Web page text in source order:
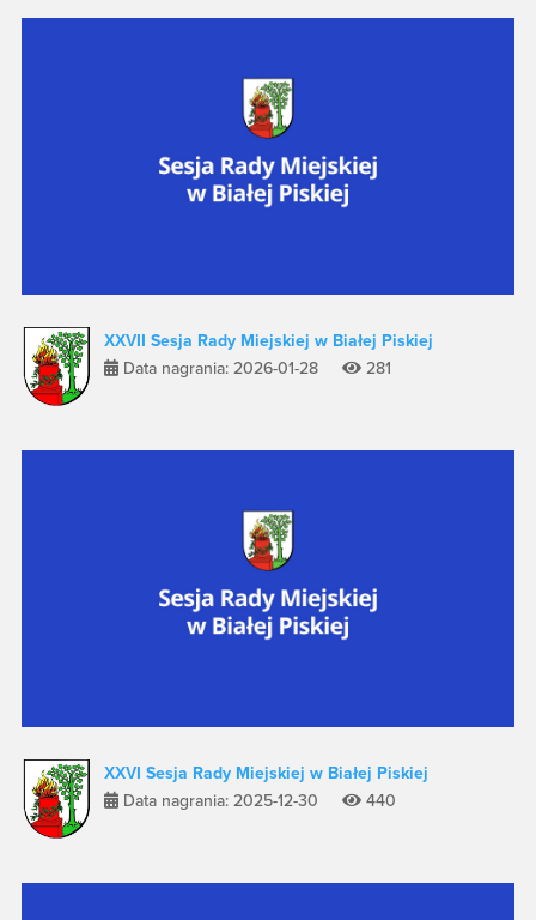
XXVII Sesja Rady Miejskiej w Białej Piskiej
Data nagrania: 2026-01-28
281
XXVI Sesja Rady Miejskiej w Białej Piskiej
Data nagrania: 2025-12-30
440